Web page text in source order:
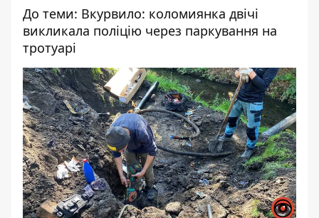
До теми: Вкурвило: коломиянка двічі
викликала поліцію через паркування на
тротуарі